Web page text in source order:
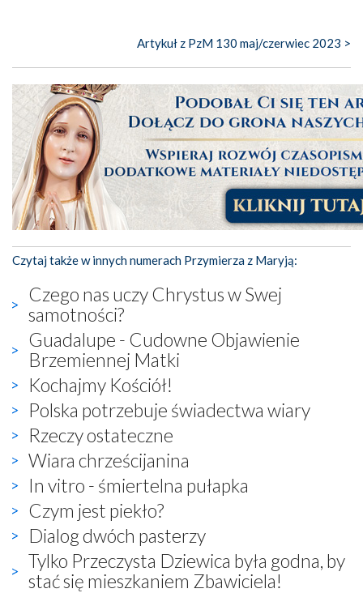
Artykuł z PzM 130 maj/czerwiec 2023 >
Czytaj także w innych numerach Przymierza z Maryją:
Czego nas uczy Chrystus w Swej
samotności?
Guadalupe - Cudowne Objawienie
Brzemiennej Matki
Kochajmy Kościół!
Polska potrzebuje świadectwa wiary
Rzeczy ostateczne
Wiara chrześcijanina
In vitro - śmiertelna pułapka
Czym jest piekło?
Dialog dwóch pasterzy
Tylko Przeczysta Dziewica była godna, by
stać się mieszkaniem Zbawiciela!